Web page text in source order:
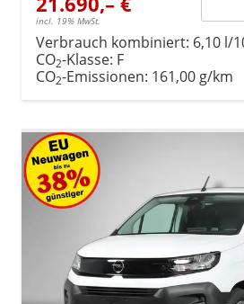
incl. 19% MwSt.
Verbrauch kombiniert: 6,10 l/
CO2-Klasse: F
CO2-Emissionen: 161,00 g/km